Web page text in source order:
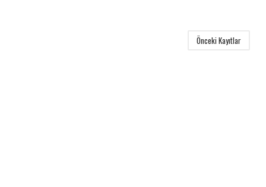
Önceki Kayıtlar